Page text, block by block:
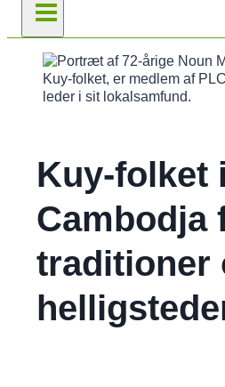
Kuy-folket i
Cambodja
traditioner